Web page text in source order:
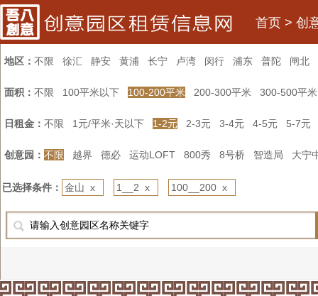
首页 > 创
地区： 不限 徐汇 静安 黄浦 长宁 卢湾 闵行 浦东 普陀 闸北
面积： 不限 100平米以下 100-200平米 200-300平米 300-500平米
日租金： 不限 1元/平米·天以下 1-2元 2-3元 3-4元 4-5元 5-7元
创意园： 不限 越界 德必 运动LOFT 800秀 8号桥 智造局 大宁
已选择条件： 金山 x 1__2 x 100__200 x